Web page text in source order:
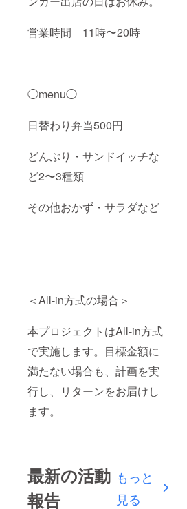
営業時間 11時〜20時
◯menu◯
日替わり弁当500円
どんぶり・サンドイッチな
ど2〜3種類
その他おかず・サラダなど
＜All-in方式の場合＞
本プロジェクトはAll-in方式
で実施します。目標金額に
満たない場合も、計画を実
行し、リターンをお届けし
ます。
最新の活動
報告
もっと
見る